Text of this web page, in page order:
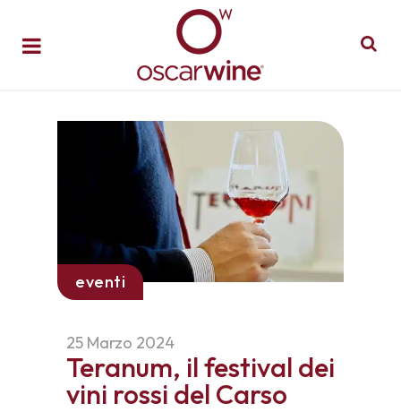
eventi
25 Marzo 2024
Teranum, il festival dei
vini rossi del Carso